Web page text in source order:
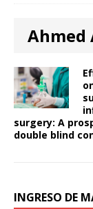
Ahmed
surgery: A
double blind
INGRESO DE